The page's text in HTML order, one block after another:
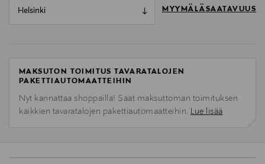
Helsinki MYYMÄLÄSAATAVUUS
MAKSUTON TOIMITUS TAVARATALOJEN
PAKETTIAUTOMAATTEIHIN
Nyt kannattaa shoppailla! Saat maksuttoman toimituksen
kaikkien tavaratalojen pakettiautomaatteihin. Lue lisää